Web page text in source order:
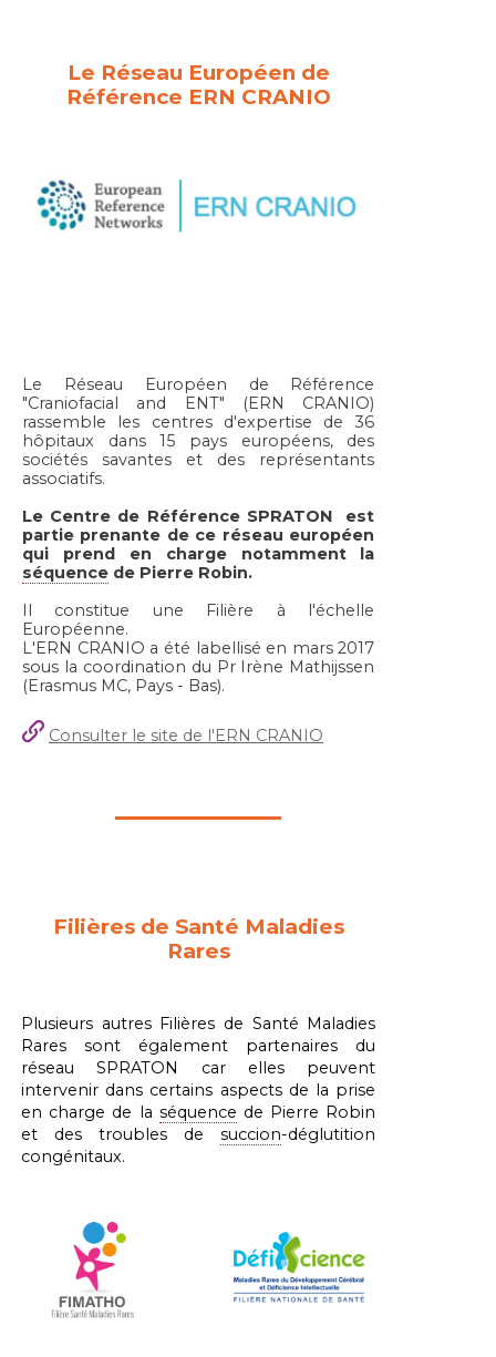
Le Réseau Européen de
Référence ERN CRANIO
Le Réseau Européen de Référence
"Craniofacial and ENT" (ERN CRANIO)
rassemble les centres d'expertise de 36
hôpitaux dans 15 pays européens, des
sociétés savantes et des représentants
associatifs.
Le Centre de Référence SPRATON est
partie prenante de ce réseau européen
qui prend en charge notamment la
séquence de Pierre Robin.
Il constitue une Filière à l'échelle
Européenne.
L'ERN CRANIO a été labellisé en mars 2017
sous la coordination du Pr Irène Mathijssen
(Erasmus MC, Pays - Bas).
Consulter le site de l'ERN CRANIO
Filières de Santé Maladies
Rares
Plusieurs autres Filières de Santé Maladies
Rares sont également partenaires du
réseau SPRATON car elles peuvent
intervenir dans certains aspects de la prise
en charge de la séquence de Pierre Robin
et des troubles desuccion-déglutition
congénitaux.